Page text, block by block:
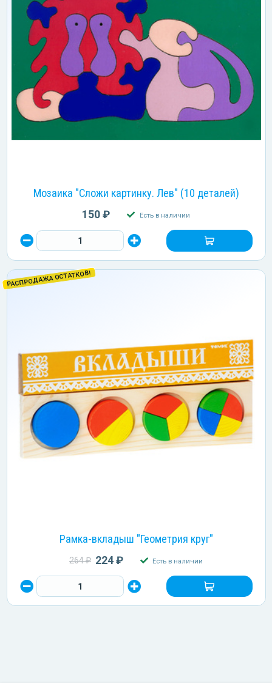
Мозаика "Сложи картинку. Лев" (10 деталей)
150 ₽ Есть в наличии
РАСПРОДАЖА ОСТАТКОВ!
Рамка-вкладыш "Геометрия круг"
264 ₽ 224 ₽ Есть в наличии